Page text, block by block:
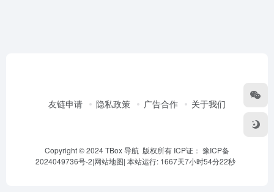
友链申请 隐私政策 广告合作 关于我们
Copyright © 2024 TBox 导航 版权所有 ICP证： 豫ICP备
2024049736号-2|网站地图| 本站运行: 1667天7小时54分22秒